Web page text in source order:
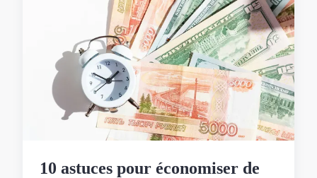
10 astuces pour économiser de